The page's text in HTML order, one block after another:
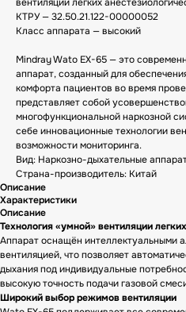
вентиляции легких
КТРУ — 32.50.21.122-00000052
Класс аппарата — высокий
Mindray Wato EX-65 — это
аппарат, созданный для
комфорта пациентов во время
представляет собой
многофункциональной наркозной
себе инновационные технологии
возможности мониторинга.
Вид: Наркозно-дыхательные
Страна-производитель: Китай
Описание
Характеристики
Описание
Технология «умной» вентиляции легких
Аппарат оснащён интеллектуальными
вентиляцией, что позволяет
дыхания под индивидуальные
высокую точность подачи газовой
Широкий выбор режимов вентиляции